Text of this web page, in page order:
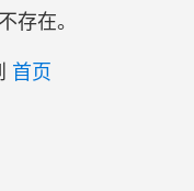
存在。
首页